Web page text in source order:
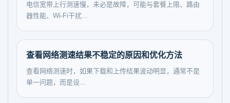
电信宽带上行测速慢，未必是故障，可能与套餐上限、路由
器性能、Wi-Fi干扰...
查看网络测速结果不稳定的原因和优化方法
查看网络测速时，如果下载和上传结果波动明显，通常不是
单一问题，而是设...